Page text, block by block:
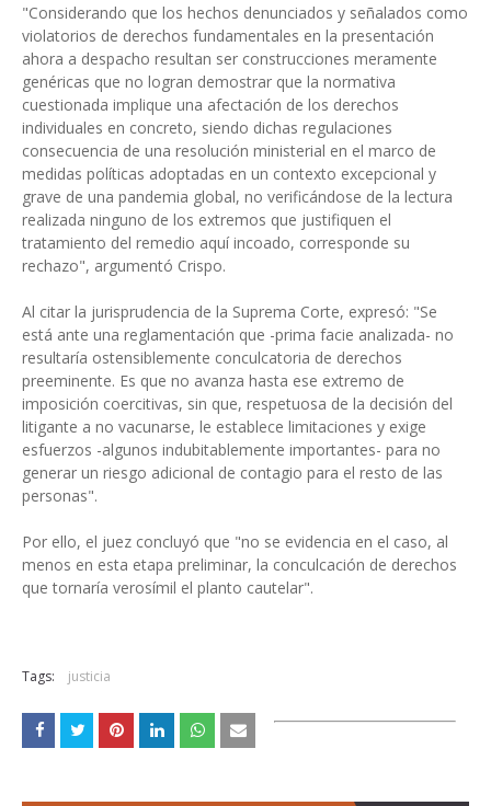
"Considerando que los hechos denunciados y señalados como
violatorios de derechos fundamentales en la presentación
ahora a despacho resultan ser construcciones meramente
genéricas que no logran demostrar que la normativa
cuestionada implique una afectación de los derechos
individuales en concreto, siendo dichas regulaciones
consecuencia de una resolución ministerial en el marco de
medidas políticas adoptadas en un contexto excepcional y
grave de una pandemia global, no verificándose de la lectura
realizada ninguno de los extremos que justifiquen el
tratamiento del remedio aquí incoado, corresponde su
rechazo", argumentó Crispo.
Al citar la jurisprudencia de la Suprema Corte, expresó: "Se
está ante una reglamentación que -prima facie analizada- no
resultaría ostensiblemente conculcatoria de derechos
preeminente. Es que no avanza hasta ese extremo de
imposición coercitivas, sin que, respetuosa de la decisión del
litigante a no vacunarse, le establece limitaciones y exige
esfuerzos -algunos indubitablemente importantes- para no
generar un riesgo adicional de contagio para el resto de las
personas".
Por ello, el juez concluyó que "no se evidencia en el caso, al
menos en esta etapa preliminar, la conculcación de derechos
que tornaría verosímil el planto cautelar".
Tags: justicia